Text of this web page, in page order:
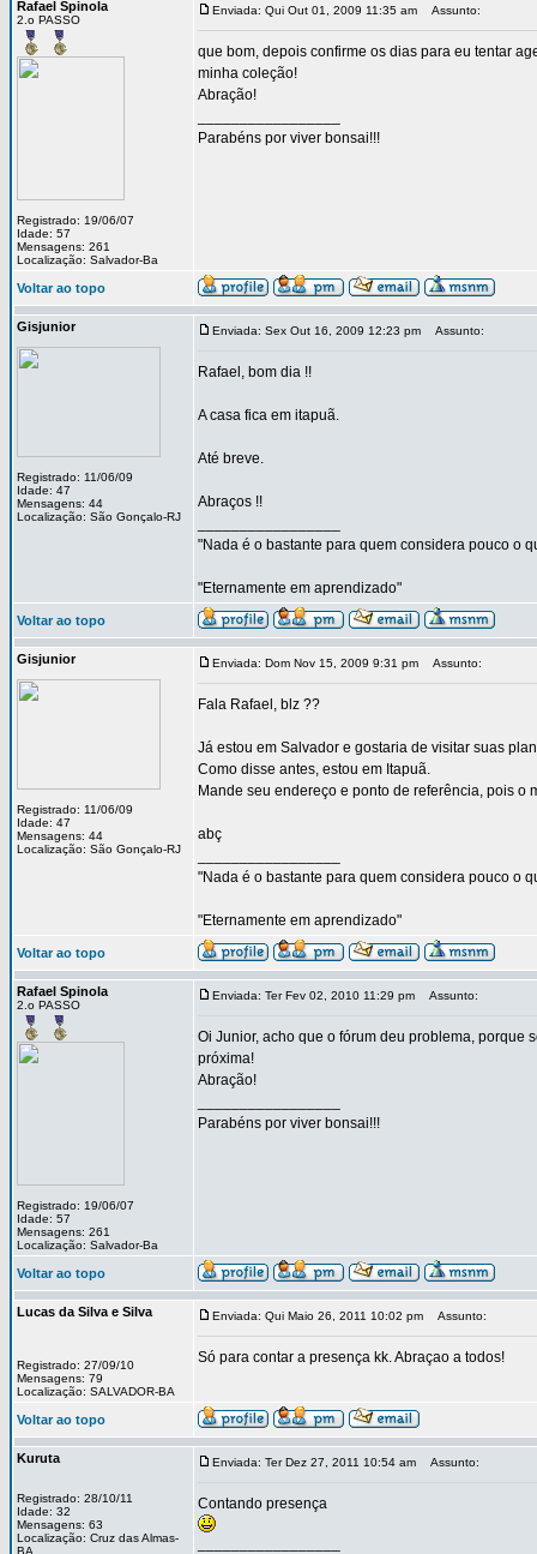
Rafael Spinola
2.o PASSO
Registrado: 19/06/07
Idade: 57
Mensagens: 261
Localização: Salvador-Ba
Enviada: Qui Out 01, 2009 11:35 am Assunto:
que bom, depois confirme os dias para eu tentar
minha coleção!
Abração!
Parabéns por viver bonsai!!!
Voltar ao topo
Gisjunior
Registrado: 11/06/09
Idade: 47
Mensagens: 44
Localização: São Gonçalo-RJ
Enviada: Sex Out 16, 2009 12:23 pm Assunto:
Rafael, bom dia !!
A casa fica em itapuã.
Até breve.
Abraços !!
"Nada é o bastante para quem considera pouco o
"Eternamente em aprendizado"
Voltar ao topo
Gisjunior
Registrado: 11/06/09
Idade: 47
Mensagens: 44
Localização: São Gonçalo-RJ
Enviada: Dom Nov 15, 2009 9:31 pm Assunto:
Fala Rafael, blz ??
Já estou em Salvador e gostaria de visitar suas
Como disse antes, estou em Itapuã.
Mande seu endereço e ponto de referência, pois o
abç
"Nada é o bastante para quem considera pouco o
"Eternamente em aprendizado"
Voltar ao topo
Rafael Spinola
2.o PASSO
Registrado: 19/06/07
Idade: 57
Mensagens: 261
Localização: Salvador-Ba
Enviada: Ter Fev 02, 2010 11:29 pm Assunto:
Oi Junior, acho que o fórum deu problema, porque
próxima!
Abração!
Parabéns por viver bonsai!!!
Voltar ao topo
Lucas da Silva e Silva
Registrado: 27/09/10
Mensagens: 79
Localização: SALVADOR-BA
Enviada: Qui Maio 26, 2011 10:02 pm Assunto:
Só para contar a presença kk. Abraçao a todos!
Voltar ao topo
Kuruta
Registrado: 28/10/11
Idade: 32
Mensagens: 63
Localização: Cruz das Almas-
BA
Enviada: Ter Dez 27, 2011 10:54 am Assunto:
Contando presença